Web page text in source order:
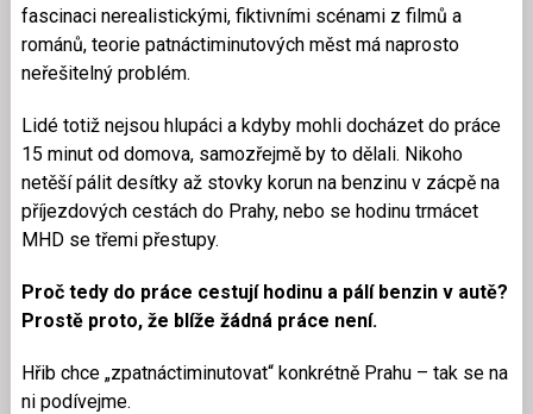
fascinaci nerealistickými, fiktivními scénami z filmů a
románů, teorie patnáctiminutových měst má naprosto
neřešitelný problém.
Lidé totiž nejsou hlupáci a kdyby mohli docházet do práce
15 minut od domova, samozřejmě by to dělali. Nikoho
netěší pálit desítky až stovky korun na benzinu v zácpě na
příjezdových cestách do Prahy, nebo se hodinu trmácet
MHD se třemi přestupy.
Proč tedy do práce cestují hodinu a pálí benzin v autě?
Prostě proto, že blíže žádná práce není.
Hřib chce „zpatnáctiminutovat“ konkrétně Prahu – tak se na
ni podívejme.